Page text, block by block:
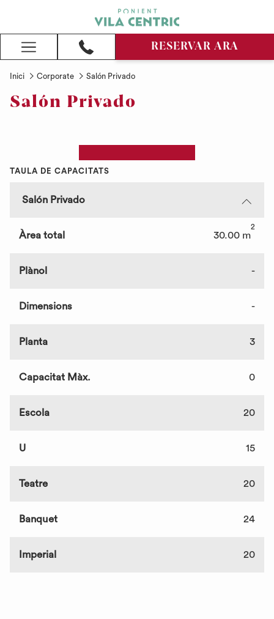
Hamburger
Menu
RESERVAR ARA
Inici Corporate Salón Privado
Salón Privado
TAULA DE CAPACITATS
Salón Privado
Àrea total 30.00 m
2
Plànol -
Dimensions -
Planta 3
Capacitat Màx. 0
Escola 20
U 15
Teatre 20
Banquet 24
Imperial 20